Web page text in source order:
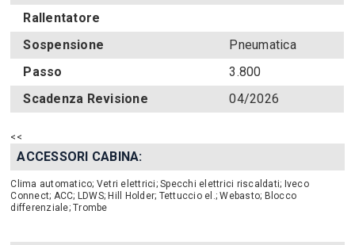
Rallentatore
Sospensione
Pneumatica
Passo
3.800
Scadenza Revisione
04/2026
<<
ACCESSORI CABINA:
Clima automatico; Vetri elettrici; Specchi elettrici riscaldati; Iveco
Connect; ACC; LDWS; Hill Holder; Tettuccio el.; Webasto; Blocco
differenziale; Trombe